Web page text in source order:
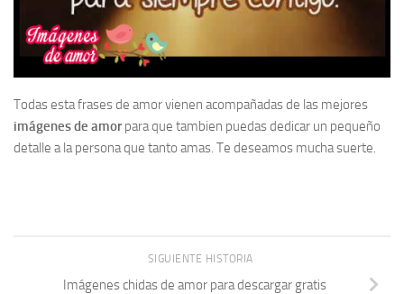
Todas esta frases de amor vienen acompañadas de las mejores
imágenes de amorpara que tambien puedas dedicar un pequeño
detalle a la persona que tanto amas. Te deseamos mucha suerte.
SIGUIENTE HISTORIA
Imágenes chidas de amor para descargar gratis